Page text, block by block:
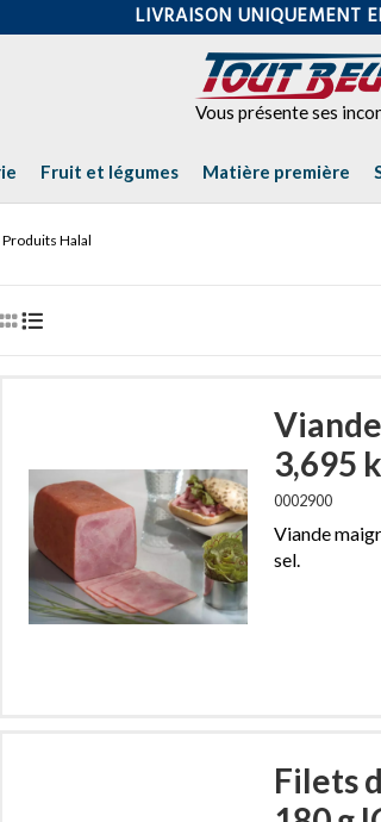
LIVRAISON UNIQUEMENT
Fruit et légumes Matière première
Produits Halal
3,695
0002900
Viande
sel.
Filets